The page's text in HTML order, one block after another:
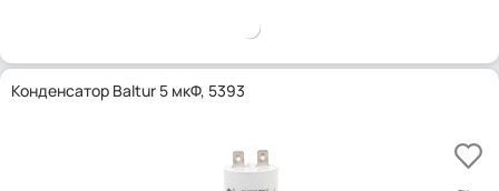
Конденсатор Baltur 5 мкФ, 5393